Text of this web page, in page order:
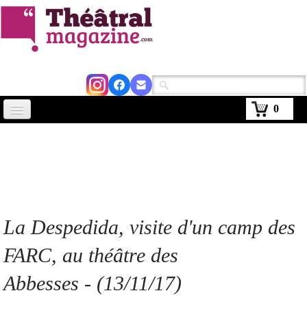
0
La Despedida, visite d'un camp des
FARC, au théâtre des
Abbesses - (13/11/17)